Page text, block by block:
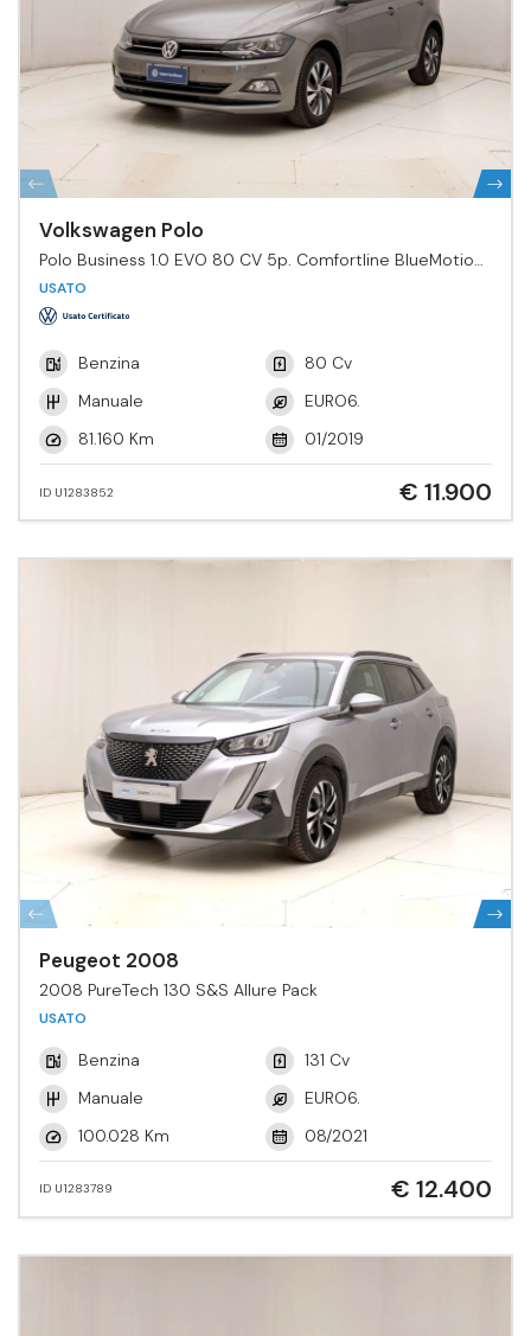
Volkswagen Polo
Polo Business 1.0 EVO 80 CV 5p. Comfortline BlueMotion
Tech.
USATO
Benzina
80 Cv
Manuale
EURO6.
81.160 Km
01/2019
ID U1283852 € 11.900
Peugeot 2008
2008 PureTech 130 S&S Allure Pack
USATO
Benzina
131 Cv
Manuale
EURO6.
100.028 Km
08/2021
ID U1283789 € 12.400